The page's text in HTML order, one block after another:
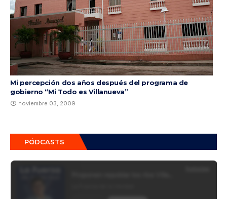
Mi percepción dos años después del programa de
gobierno “Mi Todo es Villanueva”
noviembre 03, 2009
PÓDCASTS